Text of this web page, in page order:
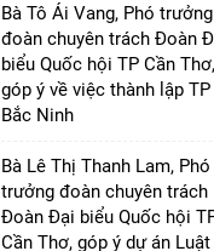
Bà Tô Ái Vang, Phó trưởng
đoàn chuyên trách Đoàn
biểu Quốc hội TP Cần Thơ,
góp ý về việc thành lập TP
Bắc Ninh
Bà Lê Thị Thanh Lam, Phó
trưởng đoàn chuyên trách
Đoàn Đại biểu Quốc hội
Cần Thơ, góp ý dự án Luật